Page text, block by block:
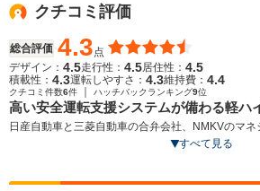
クチコミ評価
総合評価 4.3点
デザイン： 4.5走行性： 4.5居住性： 4.5
積載性： 4.3運転しやすさ： 4.3維持費： 4.4
クチコミ件数6件 ハッチバックランキング9位
高い安全運転支援システムが備わる軽ハ
日産自動車と三菱自動車の合弁会社、NMKVのマ
発された軽ハイトワゴン。新開発エンジン、同じ
すべて見る